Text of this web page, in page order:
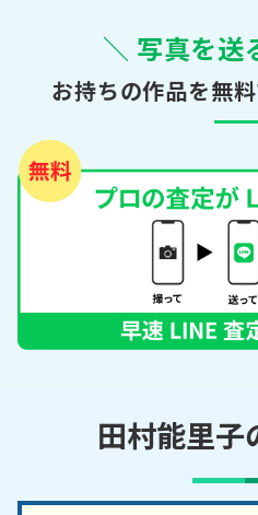
＼ 写真を送
お持ちの作品を無
田村能里子